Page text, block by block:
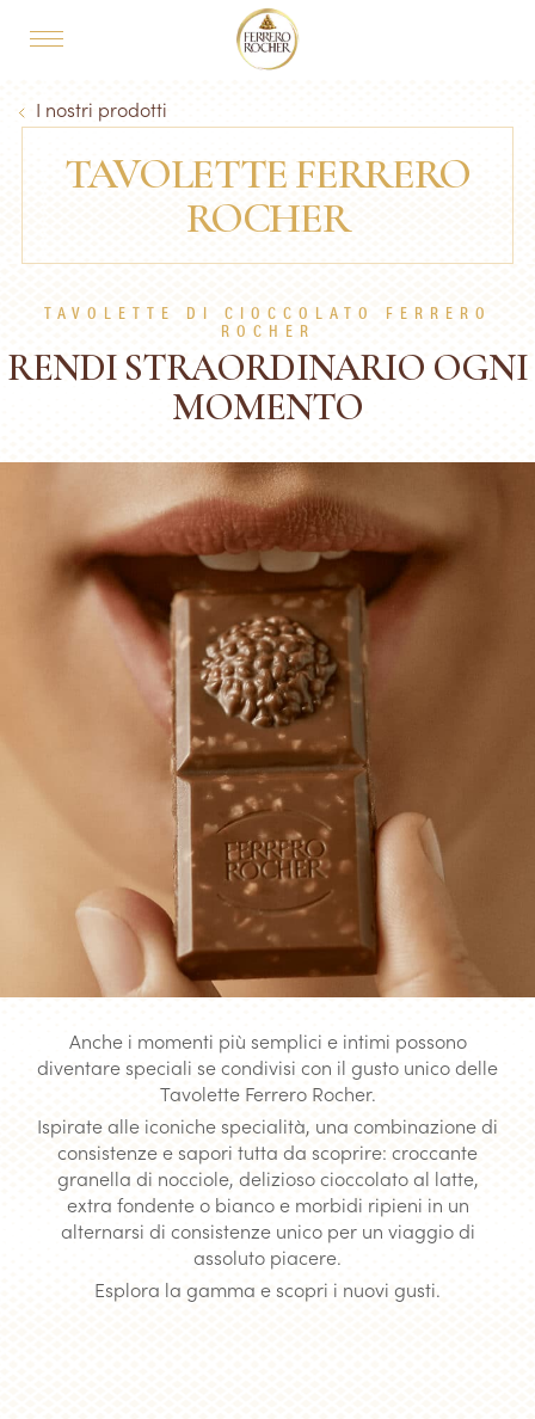
MAIN NAVIGATION
Breadcrumb
I nostri prodotti
TAVOLETTE FERRERO
ROCHER
TAVOLETTE DI CIOCCOLATO FERRERO
ROCHER
RENDI STRAORDINARIO OGNI
MOMENTO
Anche i momenti più semplici e intimi possono
diventare speciali se condivisi con il gusto unico delle
Tavolette Ferrero Rocher.
Ispirate alle iconiche specialità, una combinazione di
consistenze e sapori tutta da scoprire: croccante
granella di nocciole, delizioso cioccolato al latte,
extra fondente o bianco e morbidi ripieni in un
alternarsi di consistenze unico per un viaggio di
assoluto piacere.
Esplora la gamma e scopri i nuovi gusti.